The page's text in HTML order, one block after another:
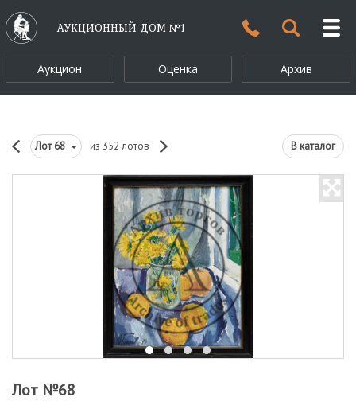
АУКЦИОННЫЙ ДОМ №1
Аукцион Оценка Архив
Лот68 из 352 лотов В каталог
Лот №68